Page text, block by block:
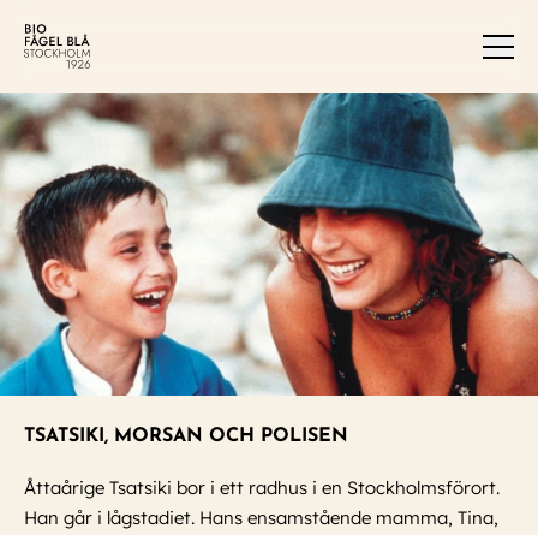
TSATSIKI, MORSAN OCH POLISEN
Åttaårige Tsatsiki bor i ett radhus i en Stockholmsförort.
Han går i lågstadiet. Hans ensamstående mamma, Tina,